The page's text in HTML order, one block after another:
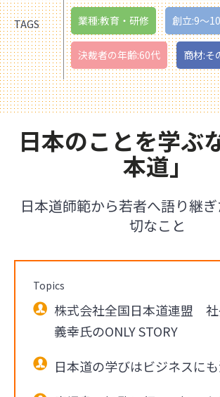
TAGS 業種:教育・研修 創立:9〜
決裁者の年齢:60代 商材:そ
日本のことを学ぶ
本道」
日本道師範から若者へ語り継
切なこと
Topics
株式会社全国日本道連盟
義幸氏のONLY STORY
日本道の学びはビジネスに